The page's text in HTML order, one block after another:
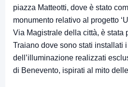
piazza Matteotti, dove è stato
monumento relativo al progetto
Via Magistrale della città, è stata
Traiano dove sono stati installati
dell’illuminazione realizzati
di Benevento, ispirati al mito